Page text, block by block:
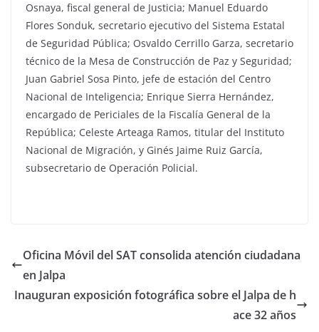
Osnaya, fiscal general de Justicia; Manuel Eduardo
Flores Sonduk, secretario ejecutivo del Sistema Estatal
de Seguridad Pública; Osvaldo Cerrillo Garza, secretario
técnico de la Mesa de Construcción de Paz y Seguridad;
Juan Gabriel Sosa Pinto, jefe de estación del Centro
Nacional de Inteligencia; Enrique Sierra Hernández,
encargado de Periciales de la Fiscalía General de la
República; Celeste Arteaga Ramos, titular del Instituto
Nacional de Migración, y Ginés Jaime Ruiz García,
subsecretario de Operación Policial.
Oficina Móvil del SAT consolida atención ciudadana
en Jalpa
Inauguran exposición fotográfica sobre el Jalpa de h
ace 32 años